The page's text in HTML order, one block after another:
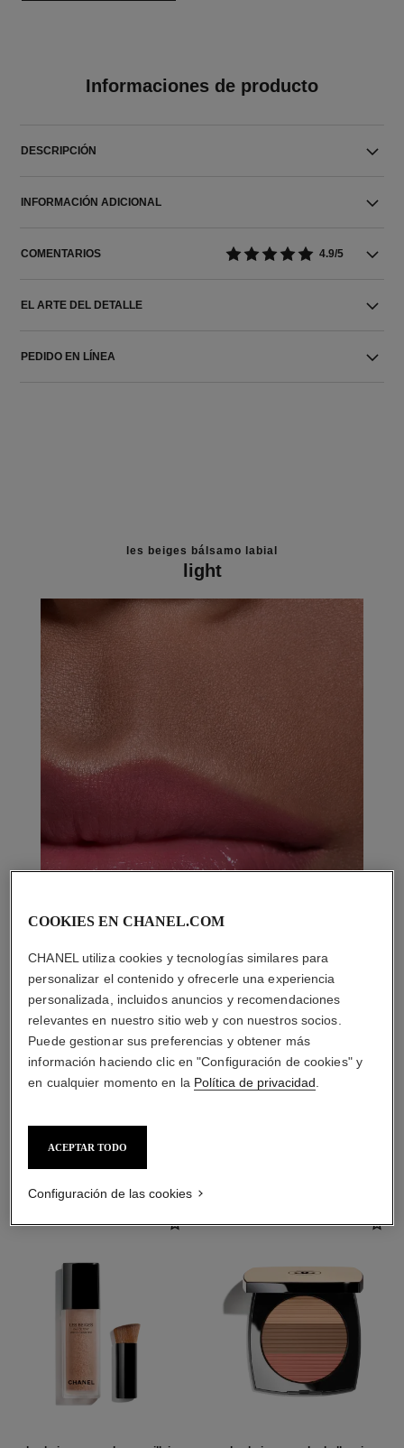
Informaciones de producto
DESCRIPCIÓN
INFORMACIÓN ADICIONAL
COMENTARIOS 4.9/5
EL ARTE DEL DETALLE
PEDIDO EN LÍNEA
les beiges bálsamo labial
light
LA COMBINACIÓN PERFECTA
COOKIES EN CHANEL.COM
CHANEL utiliza cookies y tecnologías similares para
personalizar el contenido y ofrecerle una experiencia
personalizada, incluidos anuncios y recomendaciones
relevantes en nuestro sitio web y con nuestros socios.
Puede gestionar sus preferencias y obtener más
información haciendo clic en "Configuración de cookies" y
en cualquier momento en la Política de privacidad
ACEPTAR TODO
Configuración de las cookies